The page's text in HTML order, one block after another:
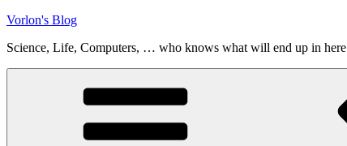
Skip
content
Vorlon's Blog
Science, Life, Computers, … who knows what will end up in